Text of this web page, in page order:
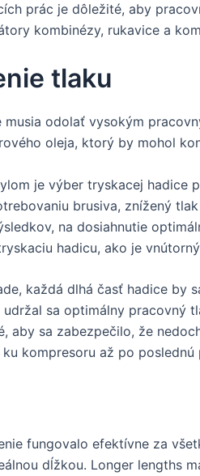
prác je dôležité, aby
kombinézy, rukavice a
tlaku
musia odolať vysokým
oleja, ktorý by mohol
je výber tryskacej hadice
brusiva, znížený
na dosiahnutie
hadicu, ako je
každá dlhá časť hadice by
sa optimálny pracovný
aby sa zabezpečilo, že
kompresoru až po
fungovalo efektívne za
dĺžkou. Longer lengths